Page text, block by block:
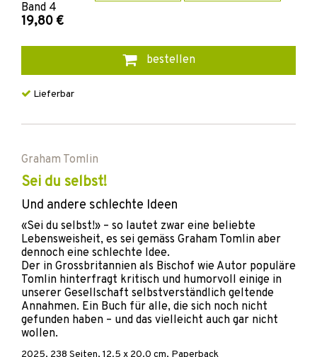
Band 4
19,80 €
bestellen
Lieferbar
Graham Tomlin
Sei du selbst!
Und andere schlechte Ideen
«Sei du selbst!» – so lautet zwar eine beliebte
Lebensweisheit, es sei gemäss Graham Tomlin aber
dennoch eine schlechte Idee.
Der in Grossbritannien als Bischof wie Autor populäre
Tomlin hinterfragt kritisch und humorvoll einige in
unserer Gesellschaft selbstverständlich geltende
Annahmen. Ein Buch für alle, die sich noch nicht
gefunden haben – und das vielleicht auch gar nicht
wollen.